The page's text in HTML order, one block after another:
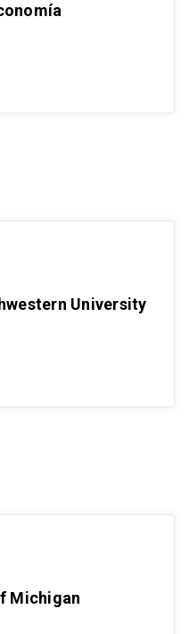
University
Michigan